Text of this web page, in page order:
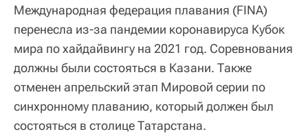
Международная федерация плавания (FINA)
перенесла из-за пандемии коронавируса Кубок
мира по хайдайвингу на 2021 год. Соревнования
должны были состояться в Казани. Также
отменен апрельский этап Мировой серии по
синхронному плаванию, который должен был
состояться в столице Татарстана.